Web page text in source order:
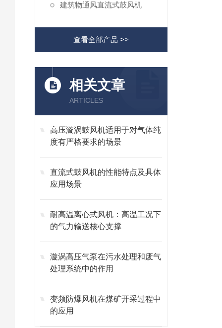
建筑物通风直流式鼓风机
查看全部产品 >>
相关文章
ARTICLES
高压漩涡鼓风机适用于对气体纯
度有严格要求的场景
直流式鼓风机的性能特点及具体
应用场景
耐高温离心式风机：高温工况下
的气力输送核心支撑
漩涡高压气泵在污水处理和废气
处理系统中的作用
变频防爆风机在煤矿开采过程中
的应用